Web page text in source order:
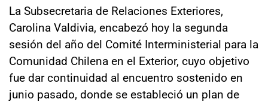
La Subsecretaria de Relaciones Exteriores,
Carolina Valdivia, encabezó hoy la segunda
sesión del año del Comité Interministerial para la
Comunidad Chilena en el Exterior, cuyo objetivo
fue dar continuidad al encuentro sostenido en
junio pasado, donde se estableció un plan de